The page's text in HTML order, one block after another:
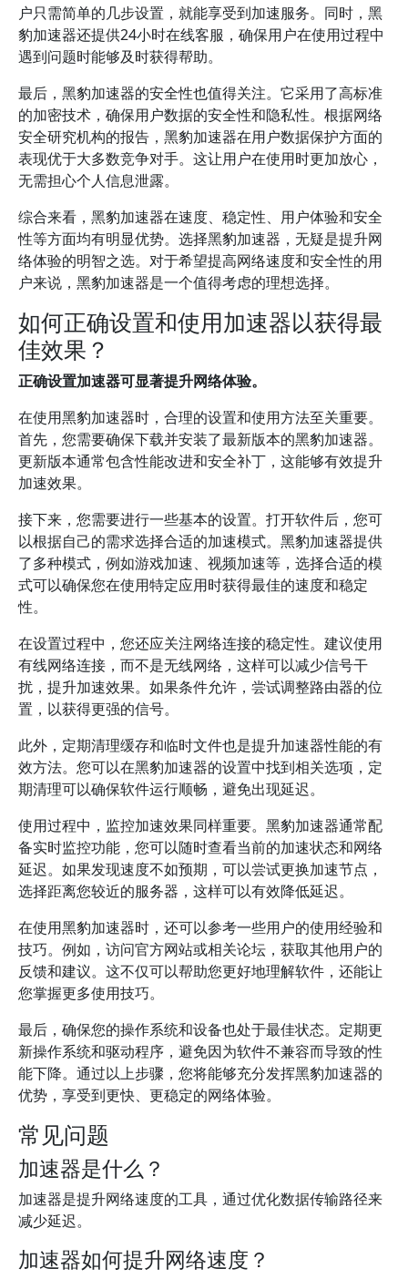
户只需简单的几步设置，就能享受到加速服务。同时，黑
豹加速器还提供24小时在线客服，确保用户在使用过程中
遇到问题时能够及时获得帮助。
最后，黑豹加速器的安全性也值得关注。它采用了高标准
的加密技术，确保用户数据的安全性和隐私性。根据网络
安全研究机构的报告，黑豹加速器在用户数据保护方面的
表现优于大多数竞争对手。这让用户在使用时更加放心，
无需担心个人信息泄露。
综合来看，黑豹加速器在速度、稳定性、用户体验和安全
性等方面均有明显优势。选择黑豹加速器，无疑是提升网
络体验的明智之选。对于希望提高网络速度和安全性的用
户来说，黑豹加速器是一个值得考虑的理想选择。
如何正确设置和使用加速器以获得最
佳效果？
正确设置加速器可显著提升网络体验。
在使用黑豹加速器时，合理的设置和使用方法至关重要。
首先，您需要确保下载并安装了最新版本的黑豹加速器。
更新版本通常包含性能改进和安全补丁，这能够有效提升
加速效果。
接下来，您需要进行一些基本的设置。打开软件后，您可
以根据自己的需求选择合适的加速模式。黑豹加速器提供
了多种模式，例如游戏加速、视频加速等，选择合适的模
式可以确保您在使用特定应用时获得最佳的速度和稳定
性。
在设置过程中，您还应关注网络连接的稳定性。建议使用
有线网络连接，而不是无线网络，这样可以减少信号干
扰，提升加速效果。如果条件允许，尝试调整路由器的位
置，以获得更强的信号。
此外，定期清理缓存和临时文件也是提升加速器性能的有
效方法。您可以在黑豹加速器的设置中找到相关选项，定
期清理可以确保软件运行顺畅，避免出现延迟。
使用过程中，监控加速效果同样重要。黑豹加速器通常配
备实时监控功能，您可以随时查看当前的加速状态和网络
延迟。如果发现速度不如预期，可以尝试更换加速节点，
选择距离您较近的服务器，这样可以有效降低延迟。
在使用黑豹加速器时，还可以参考一些用户的使用经验和
技巧。例如，访问官方网站或相关论坛，获取其他用户的
反馈和建议。这不仅可以帮助您更好地理解软件，还能让
您掌握更多使用技巧。
最后，确保您的操作系统和设备也处于最佳状态。定期更
新操作系统和驱动程序，避免因为软件不兼容而导致的性
能下降。通过以上步骤，您将能够充分发挥黑豹加速器的
优势，享受到更快、更稳定的网络体验。
常见问题
加速器是什么？
加速器是提升网络速度的工具，通过优化数据传输路径来
减少延迟。
加速器如何提升网络速度？